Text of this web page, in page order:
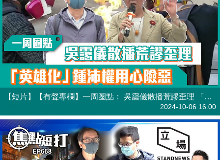
【短片】【有聲專欄】一周圈點： 吳靄儀散播荒謬歪理 「英雄化」鍾沛權用心險惡
2024-10-06 16:00